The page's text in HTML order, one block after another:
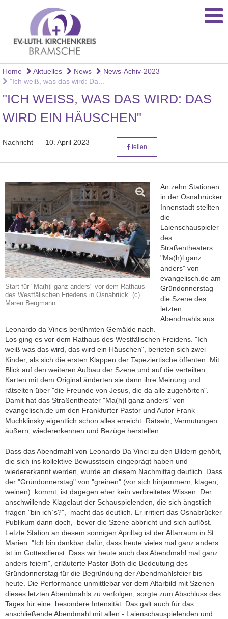
Home Aktuelles News
News-Achiv-2023
"Ich weiß, was das wird: Da...
"ICH WEISS, WAS DAS WIRD: DAS W
IRD EIN HÄUSCHEN"
Nachricht 10. April 2023
teilen
Start für "Ma(h)l ganz anders" vor dem Rathaus
des Westfälischen Friedens in Osnabrück. (c)
Maren Bergmann
An zehn Stationen
in der Osnabrücker
Innenstadt stellten
die
Laienschauspieler
des
Straßentheaters
"Ma(h)l ganz
anders" von
evangelisch.de am
Gründonnerstag
die Szene des
letzten
Abendmahls aus
Leonardo da Vincis berühmten Gemälde nach.
Los ging es vor dem Rathaus des Westfälischen Freidens. "Ich
weiß was das wird, das wird ein Häuschen", berieten sich zwei
Kinder, als sich die ersten Klappen der Tapeziertische öffenten. Mit
Blick auf den weiteren Aufbau der Szene und auf die verteilten
Karten mit dem Original änderten sie dann ihre Meinung und
rätselten über "die Freunde von Jesus, die da alle zugehörten".
Damit hat das Straßentheater "Ma(h)l ganz anders" von
evangelisch.de um den Frankfurter Pastor und Autor Frank
Muchklinsky eigentlich schon alles erreicht: Rätseln, Vermutungen
äußern, wiedererkennen und Bezüge herstellen.
Dass das Abendmahl von Leonardo Da Vinci zu den Bildern gehört,
die sich ins kollektive Bewusstsein eingeprägt haben und
wiedererkannt werden, wurde an diesem Nachmittag deutlich. Dass
der "Gründonnerstag" von "greinen" (vor sich hinjammern, klagen,
weinen) kommt, ist dagegen eher kein verbreitetes Wissen. Der
anschwillende Klagelaut der Schauspielenden, die sich ängstlich
fragen "bin ich`s?", macht das deutlich. Er irritiert das Osnabrücker
Publikum dann doch, bevor die Szene abbricht und sich auflöst.
Letzte Station an diesem sonnigen Apriltag ist der Altarraum in St.
Marien. "Ich bin dankbar dafür, dass heute vieles mal ganz anders
ist im Gottesdienst. Dass wir heute auch das Abendmahl mal ganz
anders feiern", erläuterte Pastor Both die Bedeutung des
Gründonnerstag für die Begründung der Abendmahlsfeier bis
heute. Die Performance unmittlebar vor dem Altarbild mit Szenen
dieses letzten Abendmahls zu verfolgen, sorgte zum Abschluss des
Tages für eine besondere Intensität. Das galt auch für das
anschließende Abendmahl mit allen - Laienschauspielenden und